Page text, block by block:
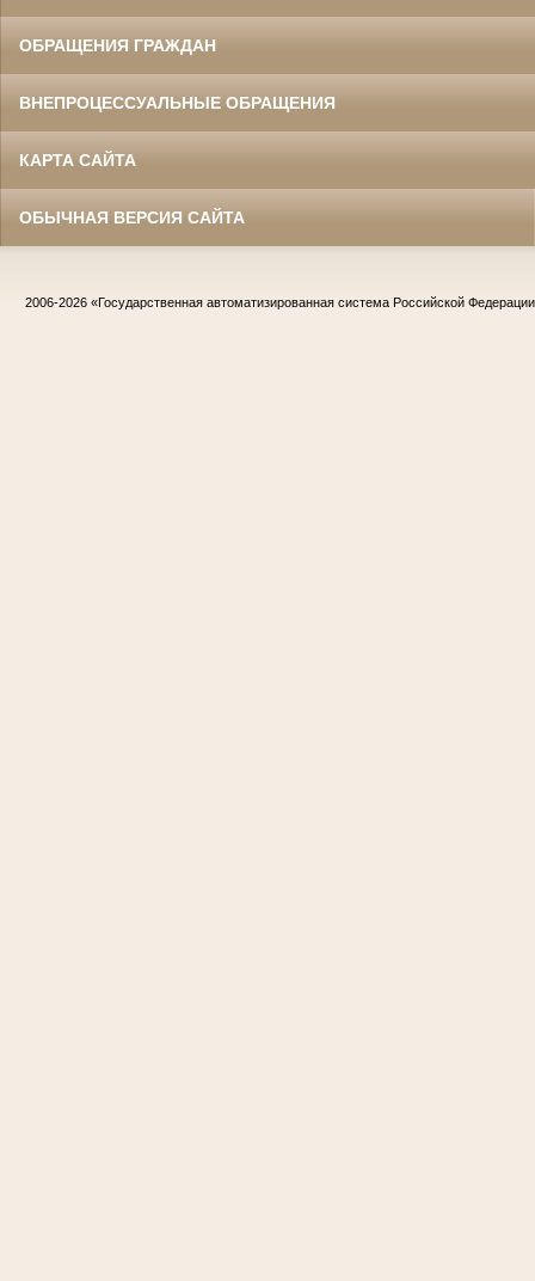
ОБРАЩЕНИЯ ГРАЖДАН
ВНЕПРОЦЕССУАЛЬНЫЕ ОБРАЩЕНИЯ
КАРТА САЙТА
ОБЫЧНАЯ ВЕРСИЯ САЙТА
2006-2026 «Государственная автоматизированная система Российской